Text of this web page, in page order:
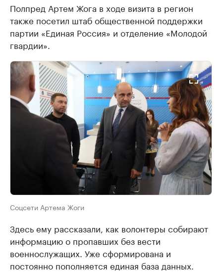
Полпред Артем Жога в ходе визита в регион
также посетил штаб общественной поддержки
партии «Единая Россия» и отделение «Молодой
гвардии».
Соцсети Артема Жоги
Здесь ему рассказали, как волонтеры собирают
информацию о пропавших без вести
военнослужащих. Уже сформирована и
постоянно пополняется единая база данных.